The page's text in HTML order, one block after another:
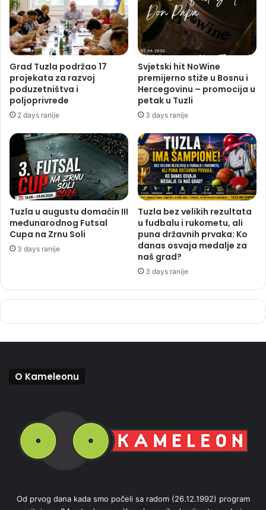
Grad Tuzla podržao 17
projekata za razvoj
poduzetništva i
poljoprivrede
2 days ranije
Svjetski hit NoWine
premijerno stiže u Bosnu i
Hercegovinu – promocija u
petak u Tuzli
3 days ranije
Tuzla u augustu domaćin III
međunarodnog Futsal
Cupa na Zrnu Soli
3 days ranije
Tuzla bez velikih rezultata
u fudbalu i rukometu, ali
puna državnih prvaka: Ko
danas osvaja medalje za
naš grad?
3 days ranije
O Kameleonu
Od prvog dana kada smo počeli sa radom (26.12.1992) program